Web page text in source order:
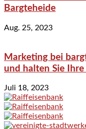
Bargteheide
Aug. 25, 2023
Marketing bei
und halten Sie
Juli 18, 2023